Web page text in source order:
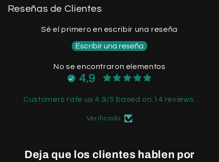
Reseñas de Clientes
Sé el primero en escribir una reseña
Escribir una reseña
No se encontraron elementos
4.9
Customers rate us 4.9/5 based on 14 reviews.
Verificado
Deja que los clientes hablen por